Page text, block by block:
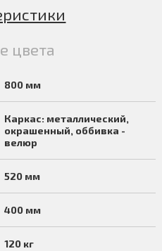
цвета
800 мм
Каркас: металлический,
окрашенный, оббивка -
велюр
520 мм
400 мм
120 кг